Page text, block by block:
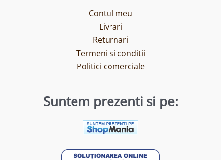
Contul meu
Livrari
Returnari
Termeni si conditii
Politici comerciale
Suntem prezenti si pe: